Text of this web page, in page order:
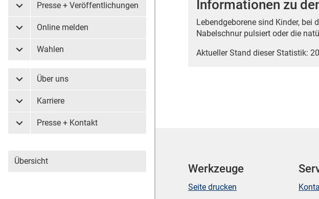
Untermenü Presse + Veröffentlichungen
Presse + Veröffentlichungen
Untermenü Online melden
Online melden
Untermenü Wahlen
Wahlen
Untermenü Über uns
Über uns
Untermenü Karriere
Karriere
Untermenü Presse + Kontakt
Presse + Kontakt
Übersicht
Informationen zu
Lebendgeborene sind Kinder, bei
Nabelschnur pulsiert oder die
Aktueller Stand dieser Statistik:
Werkzeuge
Seite drucken